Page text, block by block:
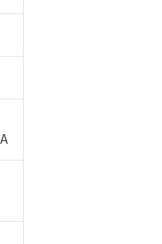
ことをご了承ください。
タに基づき作成されるも
あることをご了承くださ
ムロン制御機器販売店・
どやむを得ず変更すること
） 1000ppm以下、フタル酸ジブチ
ルエーテル類) : 1000ppm、
役務取引許可)を取得する
いよう必要な手段を講じ
器並びにこれらの製造装
る場合は、取り引きをい